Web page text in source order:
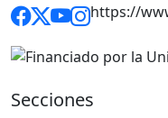
https://
Secciones